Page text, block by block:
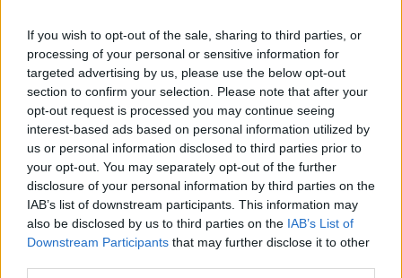
If you wish to opt-out of the sale, sharing to third parties, or
processing of your personal or sensitive information for
targeted advertising by us, please use the below opt-out
section to confirm your selection. Please note that after your
opt-out request is processed you may continue seeing
interest-based ads based on personal information utilized by
us or personal information disclosed to third parties prior to
your opt-out. You may separately opt-out of the further
disclosure of your personal information by third parties on the
IAB’s list of downstream participants. This information may
also be disclosed by us to third parties on the IAB’s List of
Downstream Participants that may further disclose it to other
VISUALIZZA
Saldatura > Consumabili
Elettrodo per saldatura ferro Esab OK 45.40 D. 2;5X300
rutilici scorrevoli 690pz
Elettrodo per saldatura ferro Esab OK 45.40 D. 2;5X300 rutilici
scorrevoli 690pz